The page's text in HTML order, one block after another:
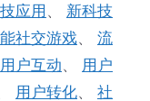
应用 、 新科技
社交游戏、 流
用户互动、 用户
用户转化、 社